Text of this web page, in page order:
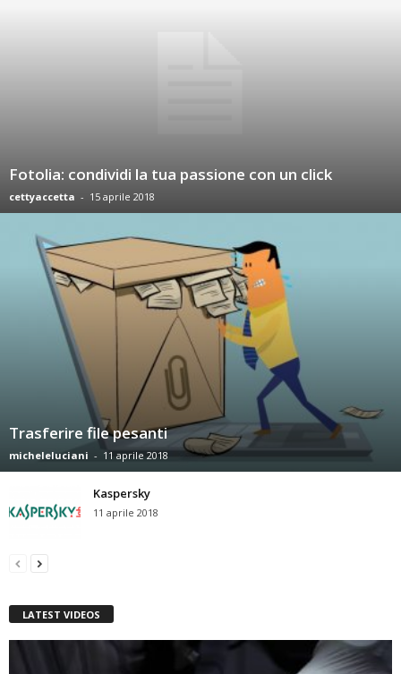
Fotolia: condividi la tua passione con un click
cettyaccetta - 15 aprile 2018
Trasferire file pesanti
micheleluciani - 11 aprile 2018
Kaspersky
11 aprile 2018
LATEST VIDEOS